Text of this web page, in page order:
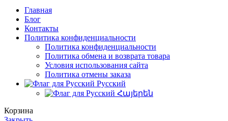
Главная
Блог
Контакты
Политика конфиденциальности
Политика конфиденциальности
Политика обмена и возврата товара
Условия использования сайта
Политика отмены заказа
Русский
Հայերեն
Корзина